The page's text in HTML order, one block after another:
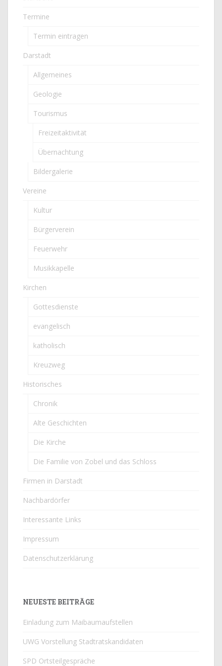
Termine
Termin eintragen
Darstadt
Allgemeines
Geologie
Tourismus
Freizeitaktivität
Übernachtung
Bildergalerie
Vereine
Kultur
Bürgerverein
Feuerwehr
Musikkapelle
Kirchen
Gottesdienste
evangelisch
katholisch
Kreuzweg
Historisches
Chronik
Alte Geschichten
Die Kirche
Die Familie von Zobel und das Schloss
Firmen in Darstadt
Nachbardörfer
Interessante Links
Impressum
Datenschutzerklärung
NEUESTE BEITRÄGE
Einladung zum Maibaumaufstellen
UWG Vorstellung Stadtratskandidaten
SPD Ortsteilgespräche